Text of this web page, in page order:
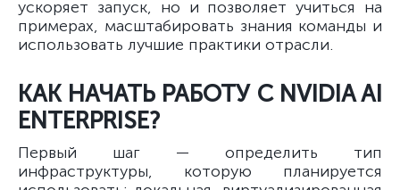
ускоряет запуск, но и позволяет учиться на
примерах, масштабировать знания команды и
использовать лучшие практики отрасли.
КАК НАЧАТЬ РАБОТУ С NVIDIA AI
ENTERPRISE?
Первый шаг — определить тип
инфраструктуры, которую планируется